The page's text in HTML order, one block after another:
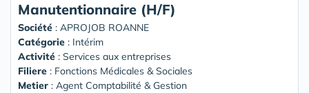
Manutentionnaire (H/F)
Société : APROJOB ROANNE
Catégorie : Intérim
Activité : Services aux entreprises
Filiere : Fonctions Médicales & Sociales
Metier : Agent Comptabilité & Gestion